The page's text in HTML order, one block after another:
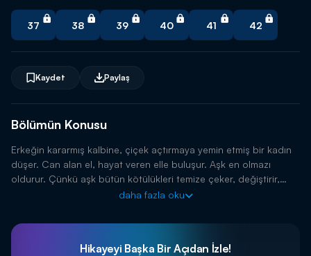
Bölümün Konusu
Erkeğin kararmış kalbine, çiçek açtırmaya yemin etmiş bir kadın
düşer. Can alan el, hayat veren elle buluşur. Aşk en olmazı
oldurur. Çünkü aşk bütün kötülükleri temize çeker, değiştirir,
daha fazla oku
Kaydet Paylaş
37 38 39 40 41 42
Hikayeyi Başka Bir Açıdan İzle!